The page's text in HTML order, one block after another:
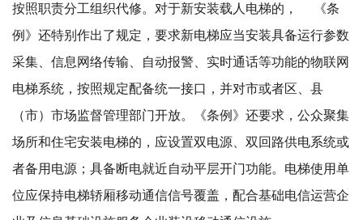
按照职责分工组织代修。对于新安装载人电梯的， 《条
例》还特别作出了规定，要求新电梯应当安装具备运行参数
采集、信息网络传输、自动报警、实时通话等功能的物联网
电梯系统，按照规定配备统一接口，并对市或者区、县
（市）市场监督管理部门开放。《条例》还要求，公众聚集
场所和住宅安装电梯的，应设置双电源、双回路供电系统或
者备用电源；具备断电就近自动平层开门功能。电梯使用单
位应保持电梯轿厢移动通信信号覆盖，配合基础电信运营企